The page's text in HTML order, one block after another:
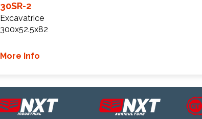
30SR-2
Excavatrice
300x52.5x82
More Info